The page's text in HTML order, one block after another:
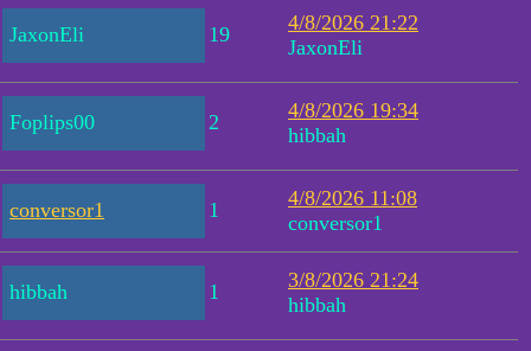
JaxonEli 19
4/8/2026 21:22
JaxonEli
Foplips00 2
4/8/2026 19:34
hibbah
conversor1 1
4/8/2026 11:08
conversor1
hibbah 1
3/8/2026 21:24
hibbah